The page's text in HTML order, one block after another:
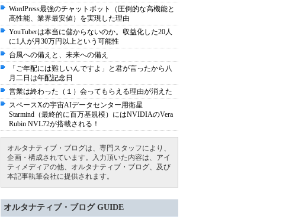
WordPress最強のチャットボット（圧倒的な高機能と
高性能、業界最安値）を実現した理由
YouTuberは本当に儲からないのか。収益化した20人
に1人が月30万円以上という可能性
台風への備えと、未来への備え
「ご年配には難しいんですよ」と君が言ったから八
月二日は年配記念日
営業は終わった（１）会ってもらえる理由が消えた
スペースXの宇宙AIデータセンター用衛星
Starmind（最終的に百万基規模）にはNVIDIAのVera
Rubin NVL72が搭載される！
オルタナティブ・ブログは、専門スタッフにより、
企画・構成されています。入力頂いた内容は、アイ
ティメディアの他、オルタナティブ・ブログ、及び
本記事執筆会社に提供されます。
オルタナティブ・ブログ GUIDE